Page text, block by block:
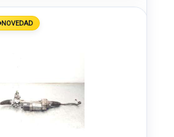
NOVEDAD